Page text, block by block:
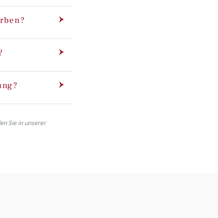
Sie in unserer